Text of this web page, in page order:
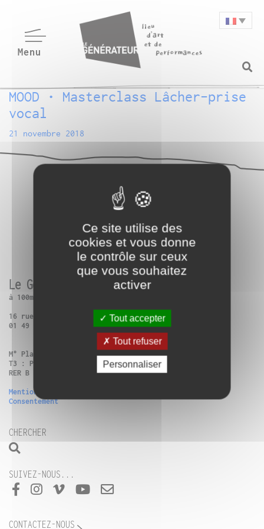
MOOD • Masterclass Lâcher-prise
vocal
21 novembre 2018
Le Générateur
à 100m de Paris 13ème
16 rue Charles Frérot | 94250 Gentilly
01 49 86 99 14
M° Place d’Italie + Bus 57 : Verdun-Victor Hugo
T3 : Poterne des Peupliers
RER B Gentilly ou Vélib (n°13111, n°42505)
Mentions légales
Consentement
CHERCHER
SUIVEZ-NOUS...
CONTACTEZ-NOUS
Ce site utilise des
cookies et vous donne
le contrôle sur ceux
que vous souhaitez
activer
Tout accepter
Tout refuser
Personnaliser